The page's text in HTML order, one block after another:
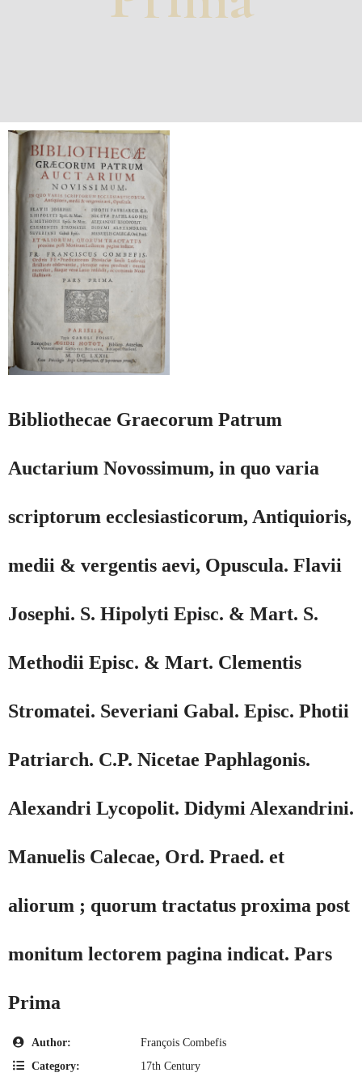
Bibliothecae Graecorum Patrum
Auctarium Novossimum, in quo varia
scriptorum ecclesiasticorum, Antiquioris,
medii & vergentis aevi, Opuscula. Flavii
Josephi. S. Hipolyti Episc. & Mart. S.
Methodii Episc. & Mart. Clementis
Stromatei. Severiani Gabal. Episc. Photii
Patriarch. C.P. Nicetae Paphlagonis.
Alexandri Lycopolit. Didymi Alexandrini.
Manuelis Calecae, Ord. Praed. et
aliorum ; quorum tractatus proxima post
monitum lectorem pagina indicat. Pars
Prima
Author:
François Combefis
Category:
17th Century